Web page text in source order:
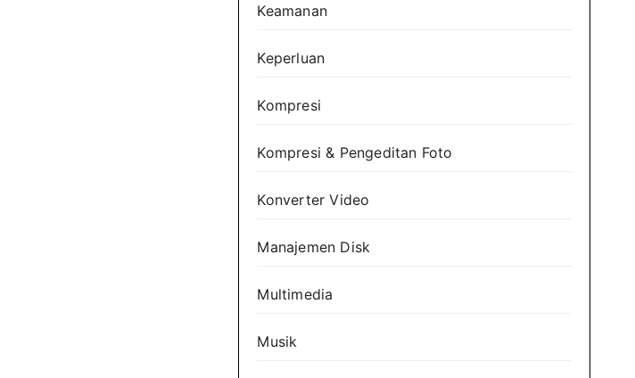
Keamanan
Keperluan
Kompresi
Kompresi & Pengeditan Foto
Konverter Video
Manajemen Disk
Multimedia
Musik